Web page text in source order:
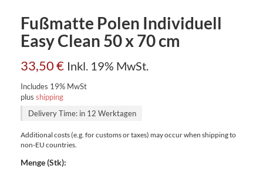
Fußmatte Polen Individuell
Easy Clean 50 x 70 cm
33,50€ Inkl. 19% MwSt.
Includes 19% MwSt
plus shipping
Delivery Time: in 12 Werktagen
Additional costs (e.g. for customs or taxes) may occur when shipping to
non-EU countries.
Menge (Stk):